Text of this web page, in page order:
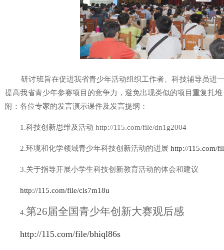
研讨班旨在促进我省青少年活动组织工作者、科技辅导员进
提高我省青少年参赛项目的竞争力，避免出现类似的项目重复扎
附：各位专家的发言演示课件及发言提纲：
1.科技创新思维及活动 http://115.com/file/dn1g2004
2.环境和化学领域青少年科技创新活动的进展 http://115.com/
3.关于指导开展小学生科技创新教育活动的体会和建议
http://115.com/file/cls7m18u
4.第26届全国青少年创新大赛观后感
http://115.com/file/bhiql86s